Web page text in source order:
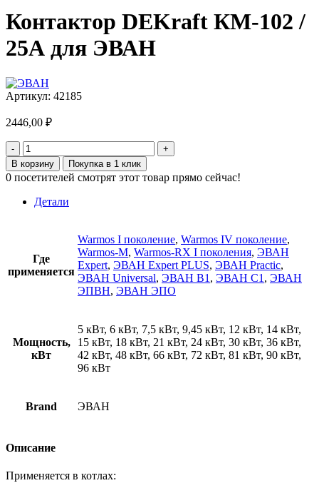
Контактор DEKraft КМ-102 /
25А для ЭВАН
Артикул: 42185
2446,00 ₽
Количество
товара
Контактор
DEKraft
КМ-102
В корзину Покупка в 1 клик
0 посетителей смотрят этот товар прямо сейчас!
Детали
Где
применяется
Warmos I поколение, Warmos IV поколение,
Warmos-M, Warmos-RX I поколения, ЭВАН
Expert, ЭВАН Expert PLUS, ЭВАН Practic,
ЭВАН Universal, ЭВАН В1 , ЭВАН С1 , ЭВАН
ЭПВН, ЭВАН ЭПО
Мощность,
кВт
5 кВт, 6 кВт, 7,5 кВт, 9,45 кВт, 12 кВт, 14 кВт,
15 кВт, 18 кВт, 21 кВт, 24 кВт, 30 кВт, 36 кВт,
42 кВт, 48 кВт, 66 кВт, 72 кВт, 81 кВт, 90 кВт,
96 кВт
Brand ЭВАН
Описание
Применяется в котлах: